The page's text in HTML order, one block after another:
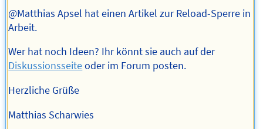
@Matthias Apsel hat einen Artikel zur Reload-Sperre in
Arbeit.
Wer hat noch Ideen? Ihr könnt sie auch auf der
Diskussionsseiteoder im Forum posten.
Herzliche Grüße
Matthias Scharwies